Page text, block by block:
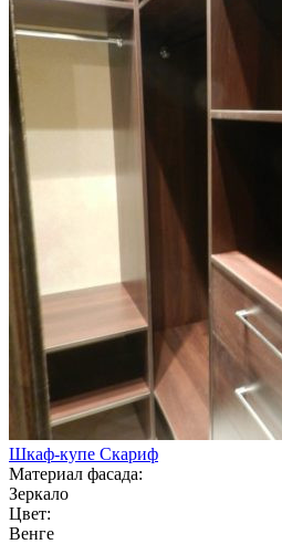
Шкаф-купе Скариф
Материал фасада:
Зеркало
Цвет:
Венге